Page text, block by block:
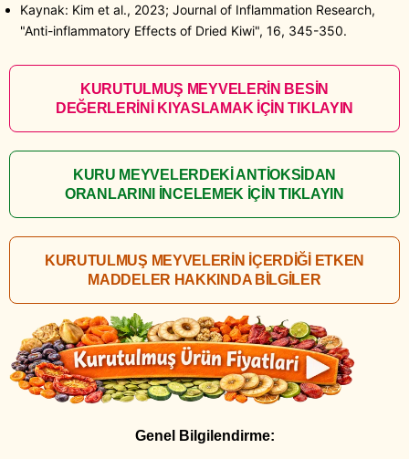
Kaynak: Kim et al., 2023; Journal of Inflammation Research,
"Anti-inflammatory Effects of Dried Kiwi", 16, 345-350.
KURUTULMUŞ MEYVELERİN BESİN
DEĞERLERİNİ KIYASLAMAK İÇİN TIKLAYIN
KURU MEYVELERDEKİ ANTİOKSİDAN
ORANLARINI İNCELEMEK İÇİN TIKLAYIN
KURUTULMUŞ MEYVELERİN İÇERDİĞİ ETKEN
MADDELER HAKKINDA BİLGİLER
Genel Bilgilendirme: